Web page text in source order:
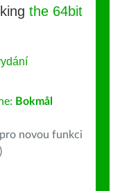
the 64bit
Bokmål
pro novou funkci